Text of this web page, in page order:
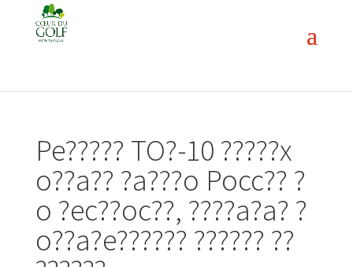
Pe????? TO?-10 ?????x
o??a?? ?a???o Pocc?? ?
o ?ec??oc??, ????a?a? ?
o??a?e?????? ?????? ??